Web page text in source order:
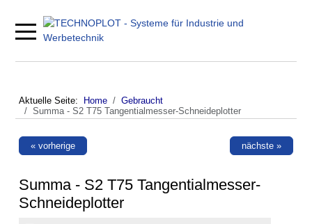
Mobile Menu Toggle
Aktuelle Seite: Home
Gebraucht
Summa - S2 T75 Tangentialmesser-Schneideplotter
« vorherige nächste »
Summa - S2 T75 Tangentialmesser-
Schneideplotter